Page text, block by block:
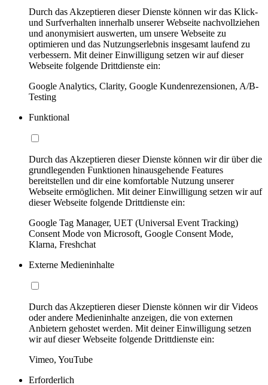
Durch das Akzeptieren dieser Dienste können wir das Klick-
und Surfverhalten innerhalb unserer Webseite nachvollziehen
und anonymisiert auswerten, um unsere Webseite zu
optimieren und das Nutzungserlebnis insgesamt laufend zu
verbessern. Mit deiner Einwilligung setzen wir auf dieser
Webseite folgende Drittdienste ein:
Google Analytics, Clarity, Google Kundenrezensionen, A/B-
Testing
Funktional
Durch das Akzeptieren dieser Dienste können wir dir über die
grundlegenden Funktionen hinausgehende Features
bereitstellen und dir eine komfortable Nutzung unserer
Webseite ermöglichen. Mit deiner Einwilligung setzen wir auf
dieser Webseite folgende Drittdienste ein:
Google Tag Manager, UET (Universal Event Tracking)
Consent Mode von Microsoft, Google Consent Mode,
Klarna, Freshchat
Externe Medieninhalte
Durch das Akzeptieren dieser Dienste können wir dir Videos
oder andere Medieninhalte anzeigen, die von externen
Anbietern gehostet werden. Mit deiner Einwilligung setzen
wir auf dieser Webseite folgende Drittdienste ein:
Vimeo, YouTube
Erforderlich